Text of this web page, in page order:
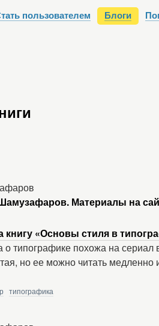
пользователем Блоги
Материалы на
книгу «Основы стиля в
о типографике похожа на
но ее можно читать медленно
типографика